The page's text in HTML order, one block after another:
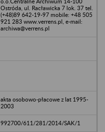
Ostróda, ul. Racławicka 7 lok. 37 tel.
(+48)89 642-19-97 mobile: +48 505
921 283 www.verrens.pl, e-mail:
archiwa@verrens.pl
akta osobowo-płacowe z lat 1995-
2003
992700/611/281/2014/SAK/1